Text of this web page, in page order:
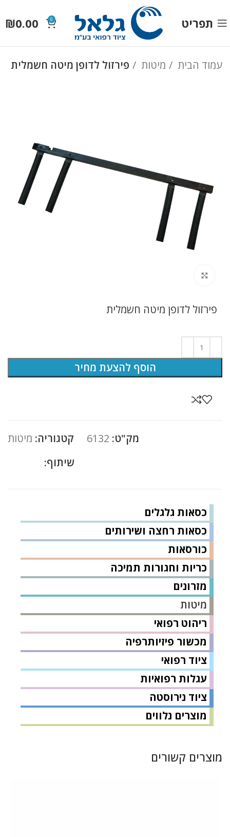
תפריט 0
₪0.00
עמוד הבית מיטות פירזול לדופן מיטה חשמלית
כסאות גלגלים
כסאות רחצה ושירותים
כורסאות
כריות וחגורות תמיכה
מזרונים
מיטות
ריהוט רפואי
מכשור פיזיותרפיה
ציוד רפואי
עגלות רפואיות
ציוד נירוסטה
מוצרים נלווים
פירזול לדופן מיטה חשמלית
הוסף להצעת מחיר
מק"ט: 6132 קטגוריה: מיטות
שיתוף:
מוצרים קשורים